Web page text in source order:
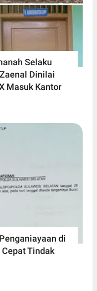
Selaku
Dinilai
Masuk Kantor
di
Tindak